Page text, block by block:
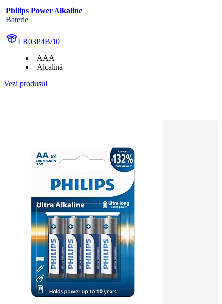
Philips Power Alkaline
Baterie
LR03P4B/10
AAA
Alcalină
Vezi produsul